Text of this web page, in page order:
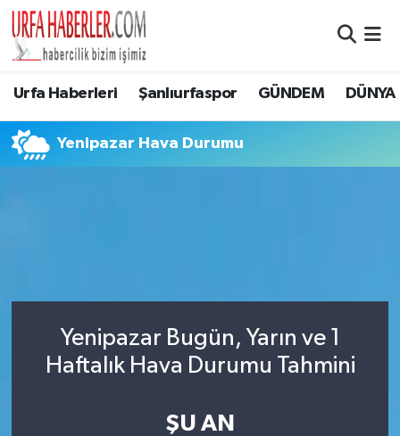
Urfa Haberleri Şanlıurfaspor GÜNDEM DÜNYA
Yenipazar Hava Durumu
Yenipazar Bugün, Yarın ve 1
Haftalık Hava Durumu Tahmini
ŞU AN
Şanlıurfa Nöbetçi Eczaneler
Son Dakika Haberleri